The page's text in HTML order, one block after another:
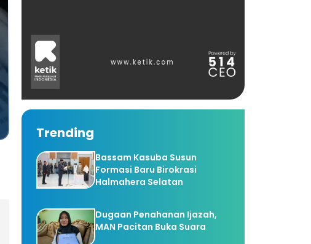
Trending
Bassam Kasuba Susun
Formasi Baru Birokrasi
Halmahera Selatan
Dugaan Penahanan Ijazah,
MAN Pacitan Buka Suara